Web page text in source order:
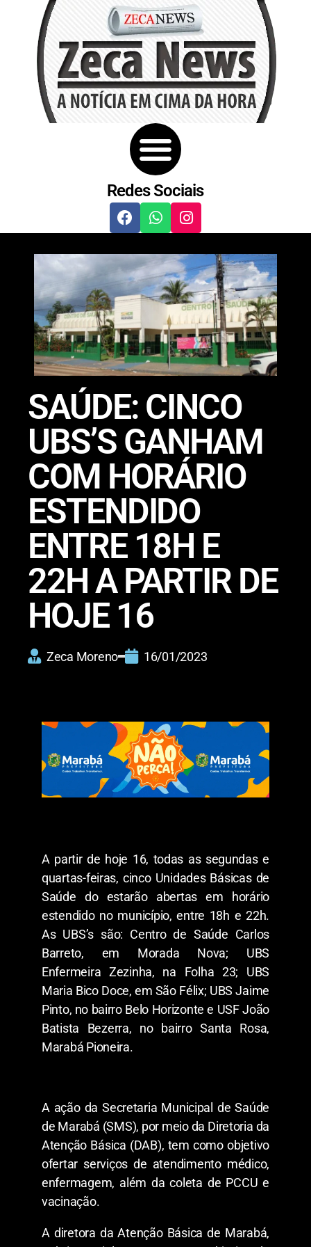
Redes Sociais
SAÚDE: CINCO
UBS’S GANHAM
COM HORÁRIO
ESTENDIDO
ENTRE 18H E
22H A PARTIR DE
HOJE 16
Zeca Moreno 16/01/2023
A partir de hoje 16, todas as segundas e
quartas-feiras, cinco Unidades Básicas de
Saúde do estarão abertas em horário
estendido no município, entre 18h e 22h.
As UBS’s são: Centro de Saúde Carlos
Barreto, em Morada Nova; UBS
Enfermeira Zezinha, na Folha 23; UBS
Maria Bico Doce, em São Félix; UBS Jaime
Pinto, no bairro Belo Horizonte e USF João
Batista Bezerra, no bairro Santa Rosa,
Marabá Pioneira.
A ação da Secretaria Municipal de Saúde
de Marabá (SMS), por meio da Diretoria da
Atenção Básica (DAB), tem como objetivo
ofertar serviços de atendimento médico,
enfermagem, além da coleta de PCCU e
vacinação.
A diretora da Atenção Básica de Marabá,